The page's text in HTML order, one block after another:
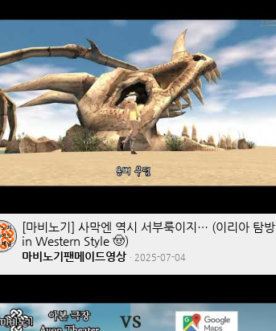
[마비노기] 사막엔 역시 서부룩이지… (이리아 탐방
in Western Style 🤠)
마비노기팬메이드영상 · 2025-07-04